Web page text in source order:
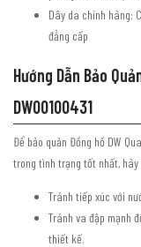
Dây da chính hãng:
đẳng cấp
Hướng Dẫn Bảo
DW00100431
Để bảo quản Đồng hồ DW
trong tình trạng tốt nhất,
Tránh tiếp xúc với
Tránh va đập mạnh
thiết kế.